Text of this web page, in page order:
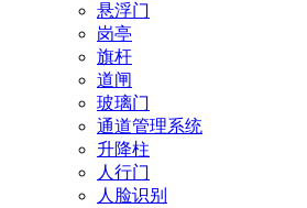
悬浮门
岗亭
旗杆
道闸
玻璃门
通道管理系统
升降柱
人行门
人脸识别